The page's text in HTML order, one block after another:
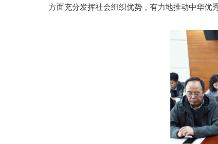
方面充分发挥社会组织优势，有力地推动中华优